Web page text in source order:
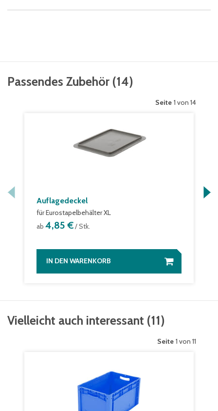
Passendes Zubehör (14)
Seite 1 von 14
Auflagedeckel
für Eurostapelbehälter XL
ab 4,85 €/ Stk.
IN DEN WARENKORB
Vielleicht auch interessant (11)
Seite 1 von 11